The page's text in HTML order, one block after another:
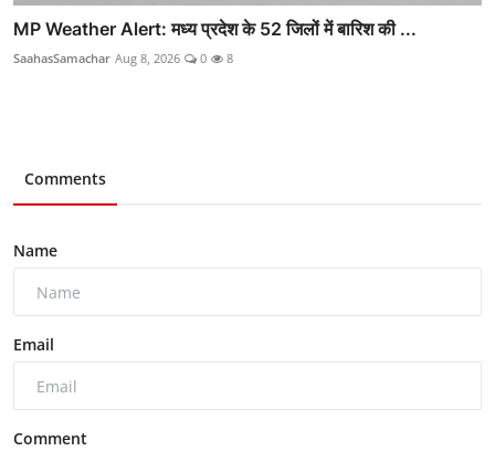
MP Weather Alert: मध्य प्रदेश के 52 जिलों में बारिश की ...
SaahasSamachar Aug 8, 2026 0 8
Comments
Name
Email
Comment